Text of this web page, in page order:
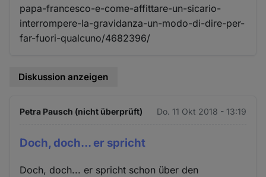
papa-francesco-e-come-affittare-un-sicario-
interrompere-la-gravidanza-un-modo-di-dire-per-
far-fuori-qualcuno/4682396/
Diskussion anzeigen
Petra Pausch (nicht überprüft) Do. 11 Okt 2018 - 13:19
Doch, doch... er spricht
Doch, doch... er spricht schon über den